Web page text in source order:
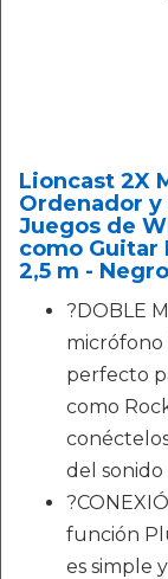
Lioncast 2X
Ordenador y
Juegos de
como Guitar
2,5 m - Negro
?DOBLE
micrófono
perfecto
como
del sonido
función
es simple